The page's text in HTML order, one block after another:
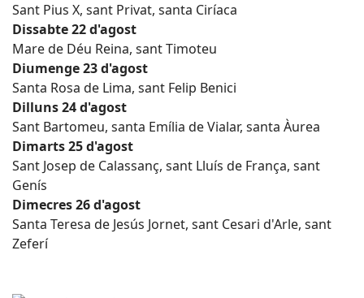
Sant Pius X, sant Privat, santa Ciríaca
Dissabte 22 d'agost
Mare de Déu Reina, sant Timoteu
Diumenge 23 d'agost
Santa Rosa de Lima, sant Felip Benici
Dilluns 24 d'agost
Sant Bartomeu, santa Emília de Vialar, santa Àurea
Dimarts 25 d'agost
Sant Josep de Calassanç, sant Lluís de França, sant
Genís
Dimecres 26 d'agost
Santa Teresa de Jesús Jornet, sant Cesari d'Arle, sant
Zeferí